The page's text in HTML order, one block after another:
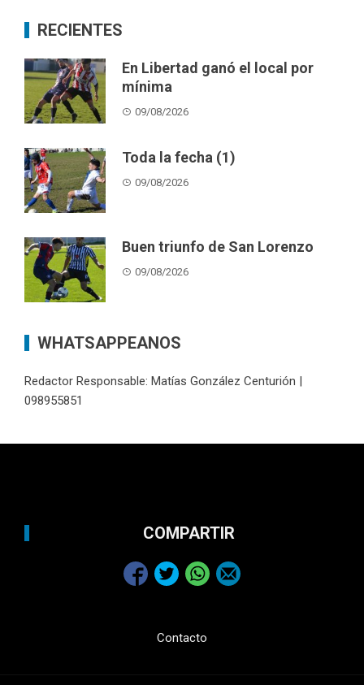
RECIENTES
En Libertad ganó el local por
mínima
09/08/2026
Toda la fecha (1)
09/08/2026
Buen triunfo de San Lorenzo
09/08/2026
WHATSAPPEANOS
Redactor Responsable: Matías González Centurión |
098955851
COMPARTIR
Contacto